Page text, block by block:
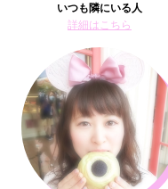
いつも隣にいる人
詳細はこちら